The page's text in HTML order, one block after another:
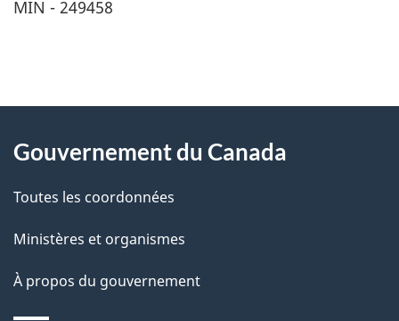
MIN - 249458
D
t
a
l
s
propos
ce
site
Gouvernement du Canada
Toutes les coordonnées
Ministères et organismes
À propos du gouvernement